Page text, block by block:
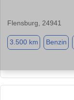
Flensburg, 24941
3.500 km Benzin